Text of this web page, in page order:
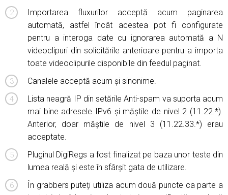
Importarea fluxurilor acceptă acum paginarea
automată, astfel încât acestea pot fi configurate
pentru a interoga date cu ignorarea automată a N
videoclipuri din solicitările anterioare pentru a importa
toate videoclipurile disponibile din feedul paginat.
Canalele acceptă acum și sinonime.
Lista neagră IP din setările Anti-spam va suporta acum
mai bine adresele IPv6 și măștile de nivel 2 (11.22.*).
Anterior, doar măștile de nivel 3 (11.22.33.*) erau
acceptate.
Pluginul DigiRegs a fost finalizat pe baza unor teste din
lumea reală și este în sfârșit gata de utilizare.
În grabbers puteți utiliza acum două puncte ca parte a